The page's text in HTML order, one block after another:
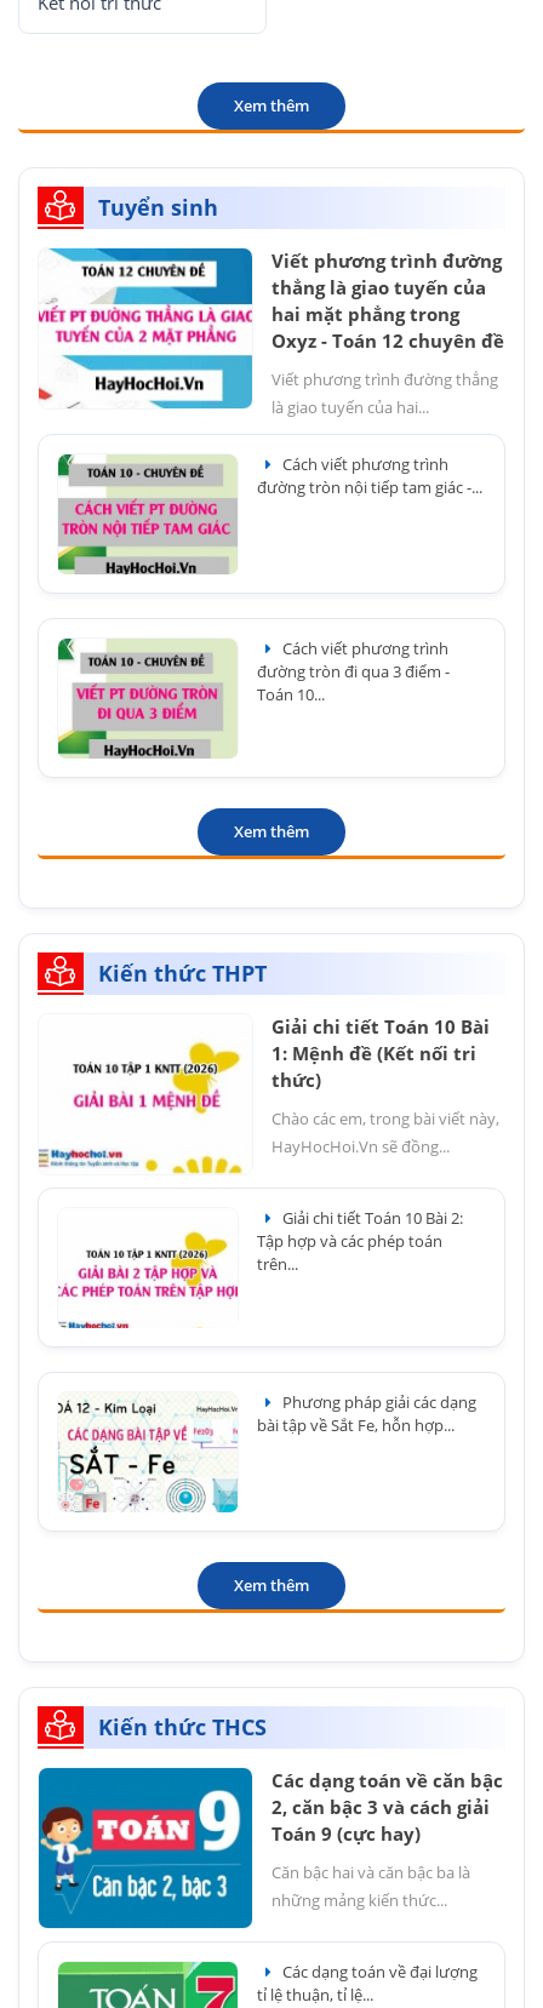
Xem thêm
Tuyển sinh
Viết phương trình đường
thẳng là giao tuyến của
hai mặt phẳng trong
Oxyz - Toán 12 chuyên đề
Viết phương trình đường thẳng
là giao tuyến của hai...
Cách viết phương trình
đường tròn nội tiếp tam giác -...
Cách viết phương trình
đường tròn đi qua 3 điểm -
Toán 10...
Xem thêm
Kiến thức THPT
Giải chi tiết Toán 10 Bài
1: Mệnh đề (Kết nối tri
thức)
Chào các em, trong bài viết này,
HayHocHoi.Vn sẽ đồng...
Giải chi tiết Toán 10 Bài 2:
Tập hợp và các phép toán
trên...
Phương pháp giải các dạng
bài tập về Sắt Fe, hỗn hợp...
Xem thêm
Kiến thức THCS
Các dạng toán về căn bậc
2, căn bậc 3 và cách giải
Toán 9 (cực hay)
Căn bậc hai và căn bậc ba là
những mảng kiến thức...
Các dạng toán về đại lượng
tỉ lệ thuận, tỉ lệ...